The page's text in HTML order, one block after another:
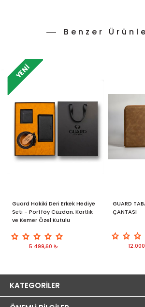
Benzer
YENI
Guard Hakiki Deri Erkek Hediye
Seti - Portföy Cüzdan, Kartlık
ve Kemer Özel Kutulu
5.499,60 ₺
GUARD
ÇANTASI
KATEGORILER